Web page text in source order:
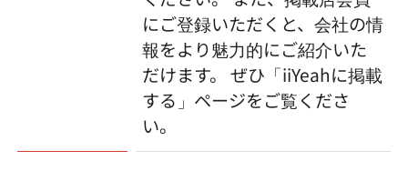
にご登録いただくと、会社の情
報をより魅力的にご紹介いた
だけます。 ぜひ「iiYeahに掲載
する」ページをご覧くださ
い。